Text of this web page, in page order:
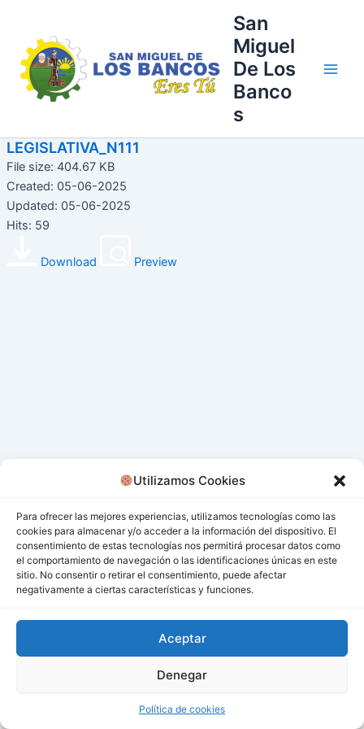
Utilizamos Cookies
Para ofrecer las mejores experiencias, utilizamos tecnologías como las
cookies para almacenar y/o acceder a la información del dispositivo. El
consentimiento de estas tecnologías nos permitirá procesar datos como
el comportamiento de navegación o las identificaciones únicas en este
sitio. No consentir o retirar el consentimiento, puede afectar
negativamente a ciertas características y funciones.
Aceptar
Denegar
Política de cookies
contenido
San
Miguel
De Los
Banco
s
LEGISLATIVA_N111
File size: 404.67 KB
Created: 05-06-2025
Updated: 05-06-2025
Hits: 59
Download Preview
Todos los derechos © 2026 San Miguel De Los Bancos |